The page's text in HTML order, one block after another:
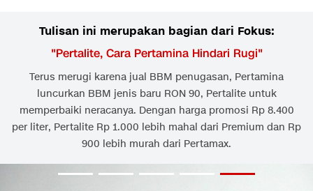
Tulisan ini merupakan bagian dari Fokus:
"Pertalite, Cara Pertamina Hindari Rugi"
Terus merugi karena jual BBM penugasan, Pertamina
luncurkan BBM jenis baru RON 90, Pertalite untuk
memperbaiki neracanya. Dengan harga promosi Rp 8.400
per liter, Pertalite Rp 1.000 lebih mahal dari Premium dan Rp
900 lebih murah dari Pertamax.